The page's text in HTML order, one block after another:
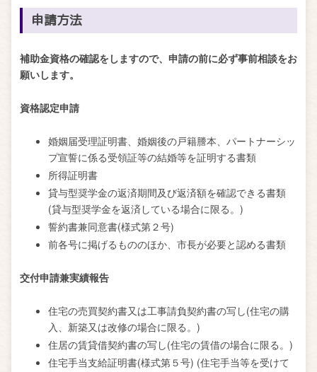
申請方法
補助金資格の確認をしますので、申請の前に必ず事前相談をお
願いします。
資格認定申請
婚姻届受理証明書、婚姻後の戸籍謄本、パートナーシッ
プ宣誓に係る受領証等の結婚等を証明する書類
所得証明書
貸与型奨学金の返済期間及び返済額を確認できる書類
(貸与型奨学金を返済している場合に限る。)
誓約書兼同意書(様式第２号)
前各号に掲げるもののほか、市長が必要と認める書類
交付申請兼実績報告
住宅の売買契約書又は工事請負契約書の写し(住宅の購
入、新築又は改修の場合に限る。)
住居の賃貸借契約書の写し(住宅の賃借の場合に限る。)
住宅手当支給証明書(様式第５号) (住宅手当等を受けて